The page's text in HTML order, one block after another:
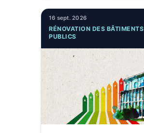
16 sept. 2026
RÉNOVATION DES BÂTIMENTS
PUBLICS